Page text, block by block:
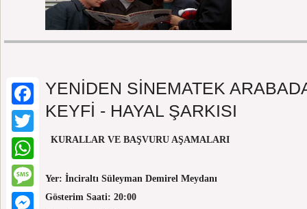
YENİDEN SİNEMATEK
KEYFİ - HAYAL ŞARKISI
Facebook
Twitter
WhatsApp
Message
KURALLAR VE BAŞVURU AŞAMALARI
Yer: İnciraltı Süleyman Demirel Meydanı
Gösterim Saati: 20:00